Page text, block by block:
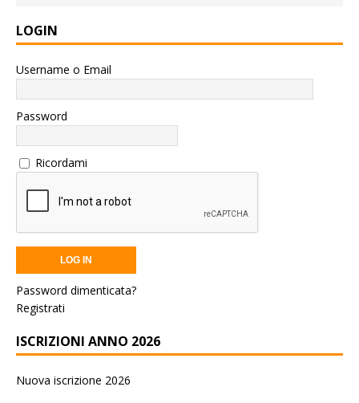
LOGIN
Username o Email
Password
Ricordami
Password dimenticata?
Registrati
ISCRIZIONI ANNO 2026
Nuova iscrizione 2026